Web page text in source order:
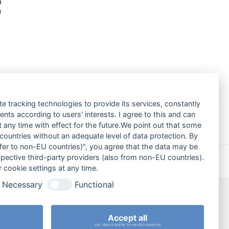
Nächster
Beitrag:
In der Schule selbst kochen?
Kontaktaufnahme
tracking technologies to provide its services, constantly
according to users' interests. I agree to this and can
any time with effect for the future.We point out that some
without an adequate level of data protection. By
to non-EU countries)", you agree that the data may be
third-party providers (also from non-EU countries).
cookie settings at any time.
Necessary Functional
Accept all
incl. data transfer to non-EU countries